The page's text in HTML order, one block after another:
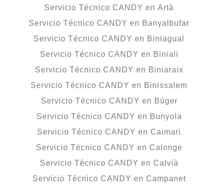
Servicio Técnico CANDY en Artà
Servicio Técnico CANDY en Banyalbufar
Servicio Técnico CANDY en Biniagual
Servicio Técnico CANDY en Biniali
Servicio Técnico CANDY en Biniaraix
Servicio Técnico CANDY en Binissalem
Servicio Técnico CANDY en Búger
Servicio Técnico CANDY en Bunyola
Servicio Técnico CANDY en Caimari
Servicio Técnico CANDY en Calonge
Servicio Técnico CANDY en Calvià
Servicio Técnico CANDY en Campanet